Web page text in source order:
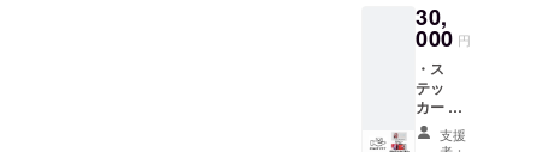
※（掲載
のお名
いて）
本名以
外可能
です
わない
場合
間限定
の配信
URLを
お送り
幸いで
す） ・
監督か
らあな
たへお
礼メッ
セージ
カー １
セット
（する
めちゃ
ん「映
画の登
場人物
わこの
30,
000 円
・ス
テッ
カー １
セット
（する
支援